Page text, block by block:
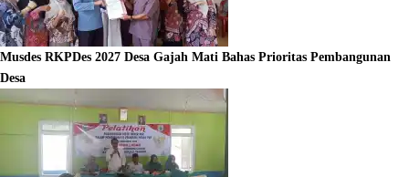
Musdes RKPDes 2027 Desa Gajah Mati Bahas Prioritas Pembangunan
Desa